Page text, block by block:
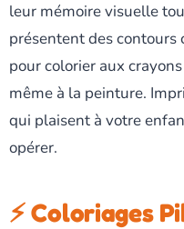
leur mémoire visuelle
présentent des contours
pour colorier aux
même à la peinture.
qui plaisent à votre
opérer.
⚡ Coloriages